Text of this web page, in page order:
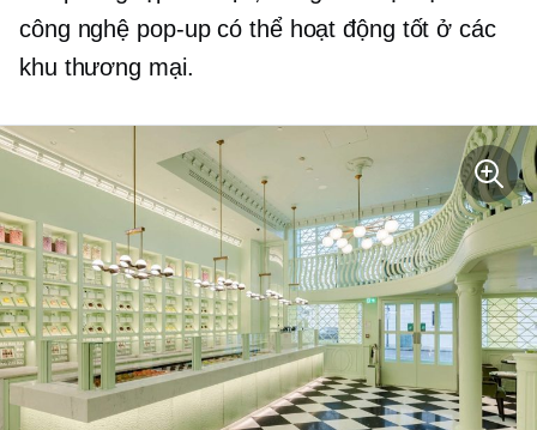
công nghệ pop-upcó thể hoạt động tốt ở các
khu thương mại.